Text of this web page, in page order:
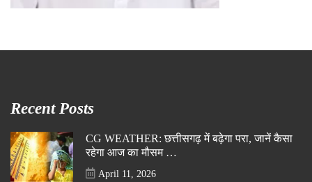
Recent Posts
CG WEATHER: छत्तीसगढ़ में बढ़ेगा परा, जानें कैसा
रहेगा आज का मौसम …
April 11, 2026